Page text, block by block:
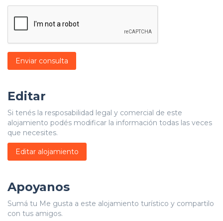
Enviar consulta
Editar
Si tenés la resposabilidad legal y comercial de este
alojamiento podés modificar la información todas las veces
que necesites.
Editar alojamiento
Apoyanos
Sumá tu Me gusta a este alojamiento turístico y compartilo
con tus amigos.